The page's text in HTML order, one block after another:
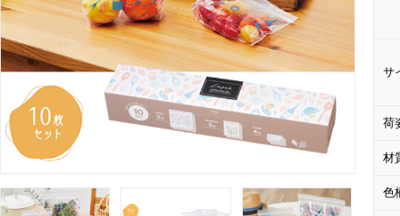
サ
荷
材
色